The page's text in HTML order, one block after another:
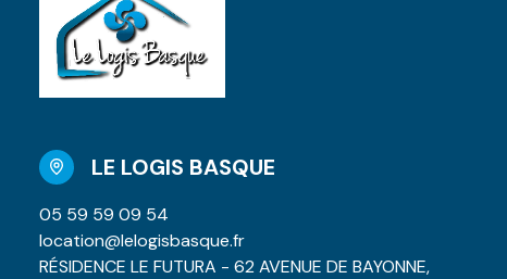
LE LOGIS BASQUE
05 59 59 09 54
location@lelogisbasque.fr
RÉSIDENCE LE FUTURA - 62 AVENUE DE BAYONNE,